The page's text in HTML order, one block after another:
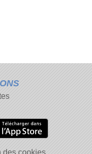
des cookies